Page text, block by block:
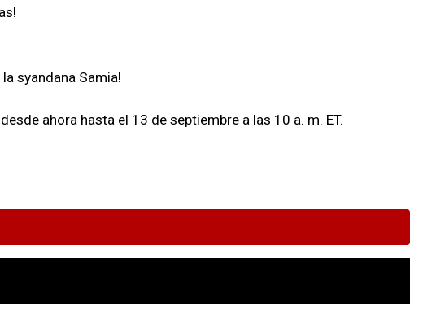
syandana Samia!
ahora hasta el 13 de septiembre a las 10 a. m. ET.